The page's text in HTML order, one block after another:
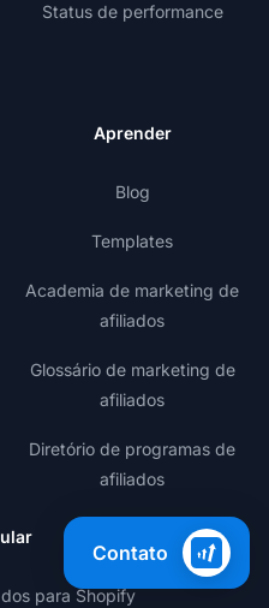
Status de performance
Aprender
Blog
Templates
Academia de marketing de
afiliados
Glossário de marketing de
afiliados
Diretório de programas de
afiliados
para Shopify
Contato